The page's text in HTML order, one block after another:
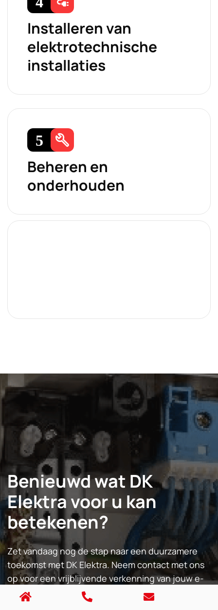
Installeren van
elektrotechnische
installaties
Beheren en
onderhouden
Benieuwd wat DK
Elektra voor u kan
betekenen?
Zet vandaag nog de stap naar een duurzamere
toekomst met DK Elektra. Neem contact met ons
op voor een vrijblijvende verkenning van jouw e-
mobility mogelijkheden.